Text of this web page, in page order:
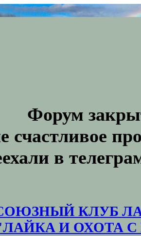
Форум
счастливое
в
КЛУБ
И ОХОТА С